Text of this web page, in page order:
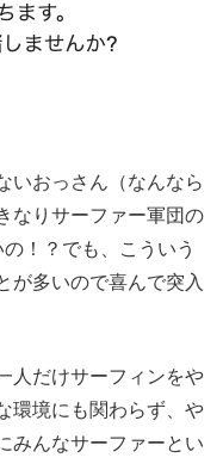
いおっさん（なんなら
なりサーファー軍団の
！？でも、こういう
が多いので喜んで突入
人だけサーフィンをや
環境にも関わらず、や
みんなサーファーとい